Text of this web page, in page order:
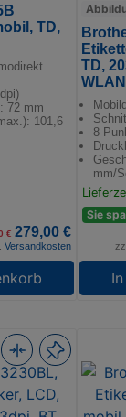
TD,
72 mm
101,6
€ 279,00 €
Versandkosten
TD,
WLAN
8
mm/
Sie